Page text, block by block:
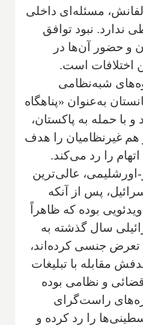
مسئله‌ای داخلی
ندارد. نبود توافق
و حضور آن‌ها در
اختلافات است.
شبه‌نظامی
به‌عنوان «پناهگاه
و با حمله به پاکستان،
غیرنظامیان را هدف
را رد می‌کند.
اورشلیمی، عالی‌ترین
پس از آنکه
بوده که ظاهراً
سال گذشته به
جنسی کرده‌اند،
مقابله با تبلیغات
و نظامی بوده
راست‌گرای
را رد کرده و